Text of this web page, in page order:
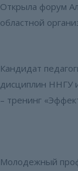
Открыла форум
областной
Кандидат
дисциплин ННГУ
– тренинг
Молодежный